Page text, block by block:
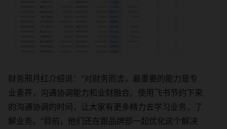
财务邢月红介绍说：“对财务而言，最重要的能力是专
业素养，沟通协调能力和业财融合。使用飞书节约下来
的沟通协调的时间，让大家有更多精力去学习业务，了
解业务。”目前，他们还在跟品牌部一起优化这个解决